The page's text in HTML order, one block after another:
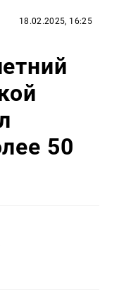
18.02.2025, 16:25
50